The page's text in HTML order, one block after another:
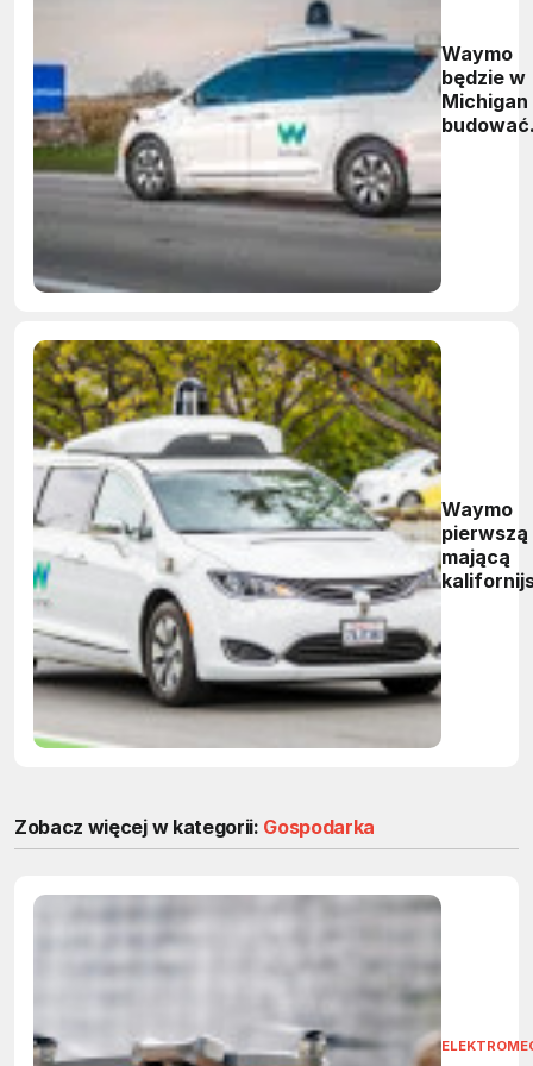
Waymo
będzie w
Michigan
budować
Waymo
mającą
Zobacz więcej w kategorii: Gospodarka